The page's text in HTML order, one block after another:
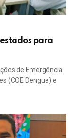
para
de Emergência
(COE Dengue) e